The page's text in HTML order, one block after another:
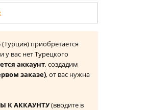
приобретается
у вас нет Турецкого
аккаунт, создадим
заказе), от вас нужна
К АККАУНТУ(вводите в